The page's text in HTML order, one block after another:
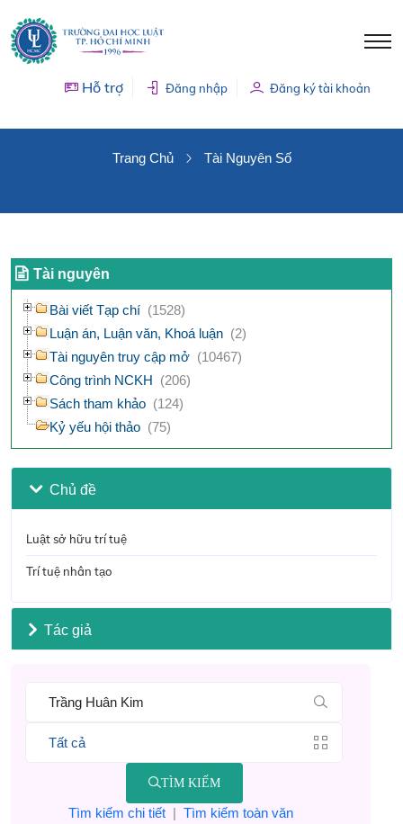
Hỗ trợ Đăng nhập Đăng ký tài khoản
Trang Chủ Tài Nguyên Số
Tài nguyên
Bài viết Tạp chí (1528)
Luận án, Luận văn, Khoá luận (2)
Tài nguyên truy cập mở (10467)
Công trình NCKH (206)
Sách tham khảo (124)
Kỷ yếu hội thảo (75)
Chủ đề
Luật sở hữu trí tuệ
Trí tuệ nhân tạo
Tác giả
TÌM KIẾM
Tìm kiếm chi tiết| Tìm kiếm toàn văn